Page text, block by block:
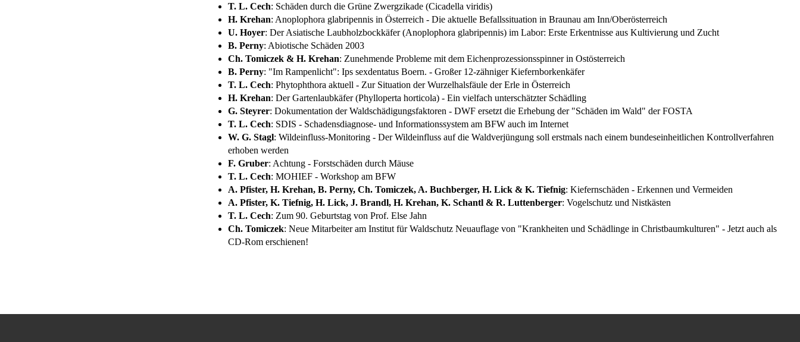
T. L. Cech: Schäden durch die Grüne Zwergzikade (Cicadella viridis)
H. Krehan: Anoplophora glabripennis in Österreich - Die aktuelle Befallssituation in Braunau am Inn/Oberösterreich
U. Hoyer: Der Asiatische Laubholzbockkäfer (Anoplophora glabripennis) im Labor: Erste Erkentnisse aus Kultivierung und Zucht
B. Perny: Abiotische Schäden 2003
Ch. Tomiczek & H. Krehan: Zunehmende Probleme mit dem Eichenprozessionsspinner in Ostösterreich
B. Perny: "Im Rampenlicht": Ips sexdentatus Boern. - Großer 12-zähniger Kiefernborkenkäfer
T. L. Cech: Phytophthora aktuell - Zur Situation der Wurzelhalsfäule der Erle in Österreich
H. Krehan: Der Gartenlaubkäfer (Phylloperta horticola) - Ein vielfach unterschätzter Schädling
G. Steyrer: Dokumentation der Waldschädigungsfaktoren - DWF ersetzt die Erhebung der "Schäden im Wald" der FOSTA
T. L. Cech: SDIS - Schadensdiagnose- und Informationssystem am BFW auch im Internet
W. G. Stagl: Wildeinfluss-Monitoring - Der Wildeinfluss auf die Waldverjüngung soll erstmals nach einem bundeseinheitlichen Kontrollverfahren
erhoben werden
F. Gruber: Achtung - Forstschäden durch Mäuse
T. L. Cech: MOHIEF - Workshop am BFW
A. Pfister, H. Krehan, B. Perny, Ch. Tomiczek, A. Buchberger, H. Lick & K. Tiefnig: Kiefernschäden - Erkennen und Vermeiden
A. Pfister, K. Tiefnig, H. Lick, J. Brandl, H. Krehan, K. Schantl & R. Luttenberger: Vogelschutz und Nistkästen
T. L. Cech: Zum 90. Geburtstag von Prof. Else Jahn
Ch. Tomiczek: Neue Mitarbeiter am Institut für Waldschutz Neuauflage von "Krankheiten und Schädlinge in Christbaumkulturen" - Jetzt auch als
CD-Rom erschienen!